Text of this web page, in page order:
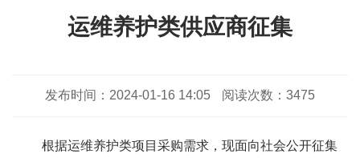
运维养护类供应商征集
发布时间： 2024-01-16 14:05 阅读次数： 3475
根据运维养护类项目采购需求，现面向社会公开征集